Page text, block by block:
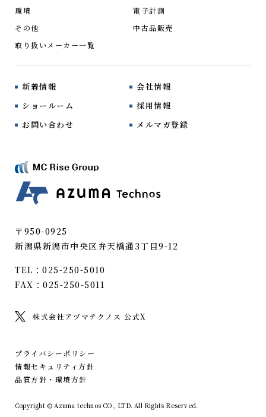
〒950-0925
新潟県新潟市中央区弁天橋通3丁目9-12
TEL：025-250-5010
FAX：025-250-5011
株式会社アヅマテクノス 公式X
プライバシーポリシー
情報セキュリティ方針
品質方針・環境方針
Copyright © Azuma technos CO., LTD. All Rights Reserved.
環境
電子計測
その他
中古品販売
取り扱いメーカー一覧
新着情報
会社情報
ショールーム
採用情報
お問い合わせ
メルマガ登録